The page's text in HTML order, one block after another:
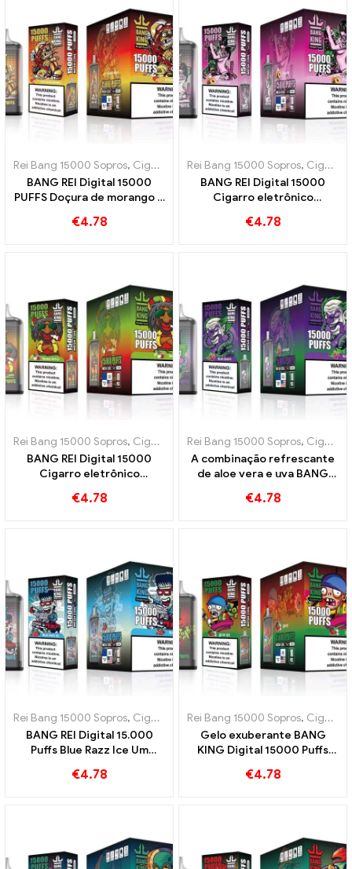
Rei Bang 15000 Sopros, Cigarros eletrônicos descartáveis ​​Suécia
BANG REI Digital 15000
PUFFS Doçura de morango e
€4.78
Rei Bang 15000 Sopros, Cigarros eletrônicos descartáveis ​​Suécia
BANG REI Digital 15000
Cigarro eletrônico
Ice
€4.78
Rei Bang 15000 Sopros, Cigarros eletrônicos descartáveis ​​Suécia
BANG REI Digital 15000
Cigarro eletrônico
deliciosa mistura de maçãs
€4.78
Rei Bang 15000 Sopros, Cigarros eletrônicos descartáveis ​​Suécia
A combinação refrescante
de aloe vera e uva BANG
eletrônico descartável
€4.78
Rei Bang 15000 Sopros, Cigarros eletrônicos descartáveis ​​Suécia
BANG REI Digital 15.000
Puffs Blue Razz Ice Um
descartável inovador
€4.78
Rei Bang 15000 Sopros, Cigarros eletrônicos descartáveis ​​Suécia
Gelo exuberante BANG
KING Digital 15000 Puffs
descartável 15000 Melancia
€4.78